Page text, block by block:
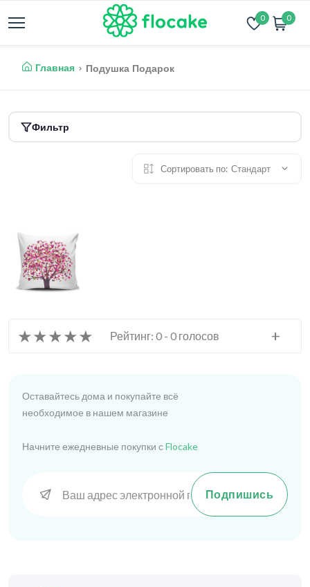
0 0
Главная Подушка Подарок
Фильтр
Сортировать по: Стандарт
★★★★★ Рейтинг: 0 - 0 голосов +
Оставайтесь дома и покупайте всё
необходимое в нашем магазине
Начните ежедневные покупки сFlocake
Подпишись